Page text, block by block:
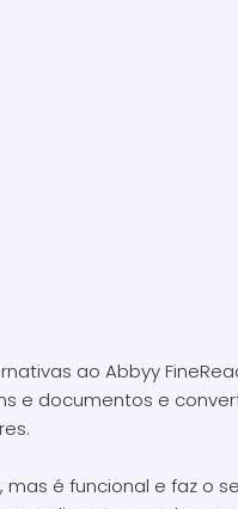
ao Abbyy
e documentos e
é funcional e faz o